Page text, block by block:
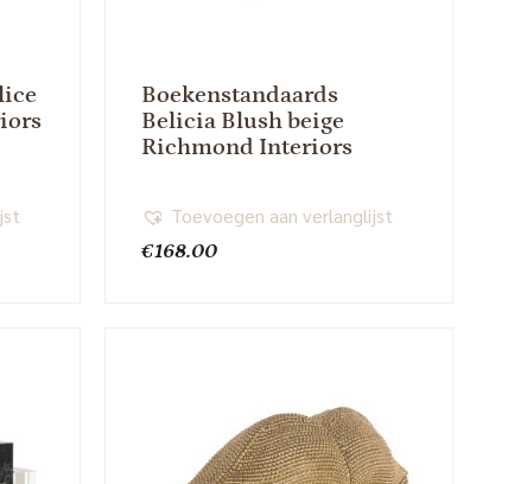
Boekenstandaards
Belicia Blush beige
Richmond Interiors
€168.00
Toevoegen aan verlanglijst